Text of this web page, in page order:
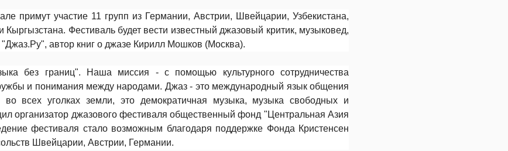
примут участие 11 групп из Германии, Австрии, Швейцарии, Узбекистана,
Кыргызстана. Фестиваль будет вести известный джазовый критик, музыковед,
автор книг о джазе Кирилл Мошков (Москва).
без границ". Наша миссия - с помощью культурного сотрудничества
и понимания между народами. Джаз - это международный язык общения
во всех уголках земли, это демократичная музыка, музыка свободных и
организатор джазового фестиваля общественный фонд "Центральная Азия
фестиваля стало возможным благодаря поддержке Фонда Кристенсен
Швейцарии, Австрии, Германии.